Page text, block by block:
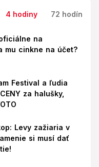
4 hodiny 72 hodín
na
mu cinkne na účet?
Festival a ľudia
za halušky,
Levy zažiaria v
si musí dať